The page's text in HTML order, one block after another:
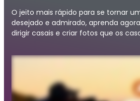
O jeito mais rápido para se tornar
desejado e admirado, aprenda
dirigir casais e criar fotos que os